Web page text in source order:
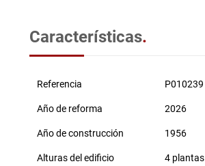
Características.
Referencia P010239
Año de reforma 2026
Año de construcción 1956
Alturas del edificio 4 plantas